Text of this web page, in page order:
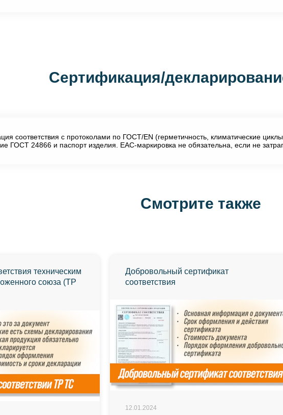
Сертификация/
соответствия с протоколами по ГОСТ/EN (герметичность, климатические
ГОСТ 24866 и паспорт изделия. EAC-маркировка не обязательна, если не
Смотрите также
техническим
союза (ТР
Добровольный сертификат
соответствия
12.01.2024